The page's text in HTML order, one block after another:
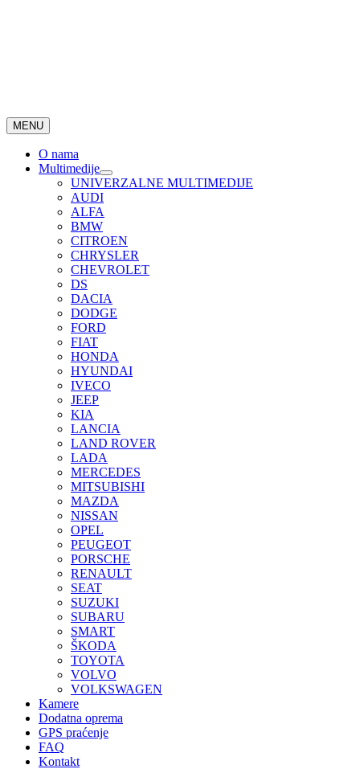
MENU
O nama
Multimedije
UNIVERZALNE MULTIMEDIJE
AUDI
ALFA
BMW
CITROEN
CHRYSLER
CHEVROLET
DS
DACIA
DODGE
FORD
FIAT
HONDA
HYUNDAI
IVECO
JEEP
KIA
LANCIA
LAND ROVER
LADA
MERCEDES
MITSUBISHI
MAZDA
NISSAN
OPEL
PEUGEOT
PORSCHE
RENAULT
SEAT
SUZUKI
SUBARU
SMART
ŠKODA
TOYOTA
VOLVO
VOLKSWAGEN
Kamere
Dodatna oprema
GPS praćenje
FAQ
Kontakt